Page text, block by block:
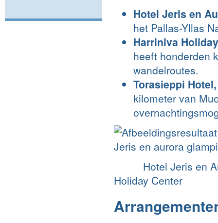
Hotel Jeris en
het Pallas-Yllas
Harriniva
heeft honderden
wandelroutes.
Torasieppi
kilometer van
Hotel Jeris
Holiday Center